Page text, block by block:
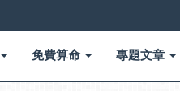
免費算命 專題文章